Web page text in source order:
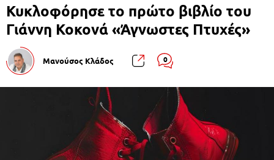
Κυκλοφόρησε το πρώτο βιβλίο του
Γιάννη Κοκονά «Άγνωστες Πτυχές»
Μανούσος Κλάδος 0